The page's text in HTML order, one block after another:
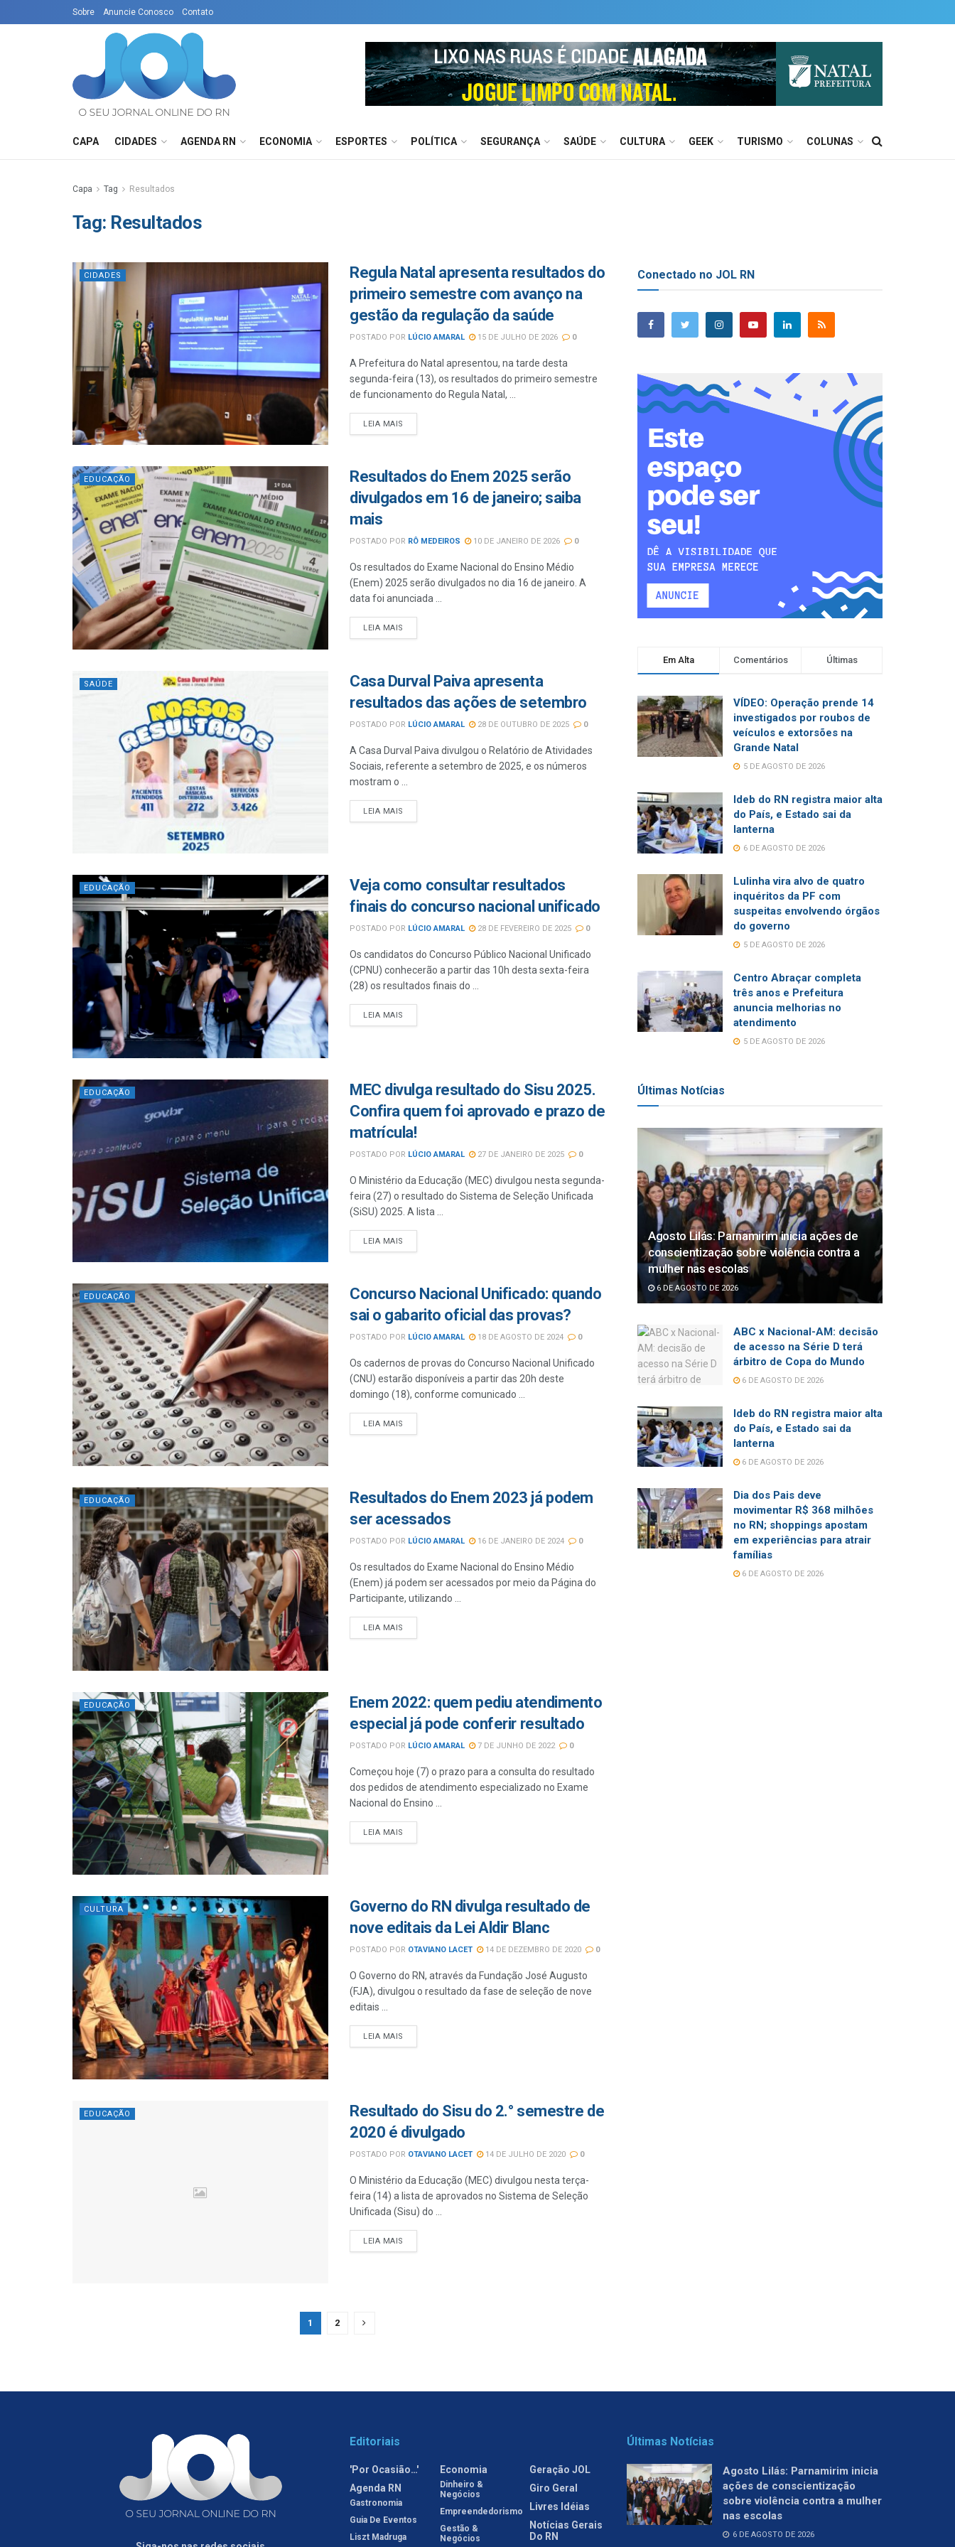
Sobre Anuncie Conosco Contato
CAPA CIDADES AGENDA RN ECONOMIA ESPORTES POLÍTICA SEGURANÇA SAÚDE CULTURA GEEK TURISMO COLUNAS
Capa Tag Resultados
Tag: Resultados
CIDADES
Regula Natal apresenta resultados do
primeiro semestre com avanço na
gestão da regulação da saúde
POSTADO POR LÚCIO AMARAL 15 DE JULHO DE 2026 0
A Prefeitura do Natal apresentou, na tarde desta
segunda-feira (13), os resultados do primeiro semestre
de funcionamento do Regula Natal, ...
LEIA MAIS
EDUCAÇÃO
Resultados do Enem 2025 serão
divulgados em 16 de janeiro; saiba
mais
POSTADO POR RÔ MEDEIROS 10 DE JANEIRO DE 2026 0
Os resultados do Exame Nacional do Ensino Médio
(Enem) 2025 serão divulgados no dia 16 de janeiro. A
data foi anunciada ...
LEIA MAIS
SAÚDE
Casa Durval Paiva apresenta
resultados das ações de setembro
POSTADO POR LÚCIO AMARAL 28 DE OUTUBRO DE 2025 0
A Casa Durval Paiva divulgou o Relatório de Atividades
Sociais, referente a setembro de 2025, e os números
mostram o ...
LEIA MAIS
EDUCAÇÃO
Veja como consultar resultados
finais do concurso nacional unificado
POSTADO POR LÚCIO AMARAL 28 DE FEVEREIRO DE 2025 0
Os candidatos do Concurso Público Nacional Unificado
(CPNU) conhecerão a partir das 10h desta sexta-feira
(28) os resultados finais do ...
LEIA MAIS
EDUCAÇÃO
MEC divulga resultado do Sisu 2025.
Confira quem foi aprovado e prazo de
matrícula!
POSTADO POR LÚCIO AMARAL 27 DE JANEIRO DE 2025 0
O Ministério da Educação (MEC) divulgou nesta segunda-
feira (27) o resultado do Sistema de Seleção Unificada
(SiSU) 2025. A lista ...
LEIA MAIS
EDUCAÇÃO
Concurso Nacional Unificado: quando
sai o gabarito oficial das provas?
POSTADO POR LÚCIO AMARAL 18 DE AGOSTO DE 2024 0
Os cadernos de provas do Concurso Nacional Unificado
(CNU) estarão disponíveis a partir das 20h deste
domingo (18), conforme comunicado ...
LEIA MAIS
EDUCAÇÃO
Resultados do Enem 2023 já podem
ser acessados
POSTADO POR LÚCIO AMARAL 16 DE JANEIRO DE 2024 0
Os resultados do Exame Nacional do Ensino Médio
(Enem) já podem ser acessados por meio da Página do
Participante, utilizando ...
LEIA MAIS
EDUCAÇÃO
Enem 2022: quem pediu atendimento
especial já pode conferir resultado
POSTADO POR LÚCIO AMARAL 7 DE JUNHO DE 2022 0
Começou hoje (7) o prazo para a consulta do resultado
dos pedidos de atendimento especializado no Exame
Nacional do Ensino ...
LEIA MAIS
CULTURA
Governo do RN divulga resultado de
nove editais da Lei Aldir Blanc
POSTADO POR OTAVIANO LACET 14 DE DEZEMBRO DE 2020 0
O Governo do RN, através da Fundação José Augusto
(FJA), divulgou o resultado da fase de seleção de nove
editais ...
LEIA MAIS
EDUCAÇÃO
Resultado do Sisu do 2.° semestre de
2020 é divulgado
POSTADO POR OTAVIANO LACET 14 DE JULHO DE 2020 0
O Ministério da Educação (MEC) divulgou nesta terça-
feira (14) a lista de aprovados no Sistema de Seleção
Unificada (Sisu) do ...
LEIA MAIS
1 2
Conectado no JOL RN
Em Alta Comentários Últimas
VÍDEO: Operação prende 14
investigados por roubos de
veículos e extorsões na
Grande Natal
5 DE AGOSTO DE 2026
Ideb do RN registra maior alta
do País, e Estado sai da
lanterna
6 DE AGOSTO DE 2026
Lulinha vira alvo de quatro
inquéritos da PF com
suspeitas envolvendo órgãos
do governo
5 DE AGOSTO DE 2026
Centro Abraçar completa
três anos e Prefeitura
anuncia melhorias no
atendimento
5 DE AGOSTO DE 2026
Últimas Notícias
Agosto Lilás: Parnamirim inicia ações de
conscientização sobre violência contra a
mulher nas escolas
6 DE AGOSTO DE 2026
ABC x Nacional-AM: decisão
de acesso na Série D terá
árbitro de Copa do Mundo
6 DE AGOSTO DE 2026
Ideb do RN registra maior alta
do País, e Estado sai da
lanterna
6 DE AGOSTO DE 2026
Dia dos Pais deve
movimentar R$ 368 milhões
no RN; shoppings apostam
em experiências para atrair
famílias
6 DE AGOSTO DE 2026
Editoriais
'Por Ocasião…'
Agenda RN
Gastronomia
Guia De Eventos
Liszt Madruga
Economia
Dinheiro &
Negócios
Empreendedorismo
Gestão &
Negócios
Geração JOL
Giro Geral
Livres Idéias
Notícias Gerais
Do RN
Últimas Notícias
Agosto Lilás: Parnamirim inicia
ações de conscientização
sobre violência contra a mulher
nas escolas
6 DE AGOSTO DE 2026